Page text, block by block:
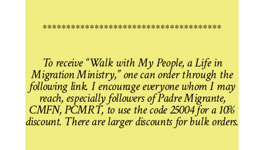
**************************************
To receive “Walk with My People, a Life in
Migration Ministry,” one can order through the
following link. I encourage everyone whom I may
reach, especially followers of Padre Migrante,
CMFN, PCMRT, to use the code 25004 for a 10%
discount. There are larger discounts for bulk orders.